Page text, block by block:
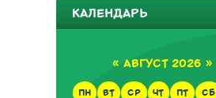
КАЛЕНДАРЬ
« АВГУСТ 2026 »
ПН ВТ СР ЧТ ПТ СБ